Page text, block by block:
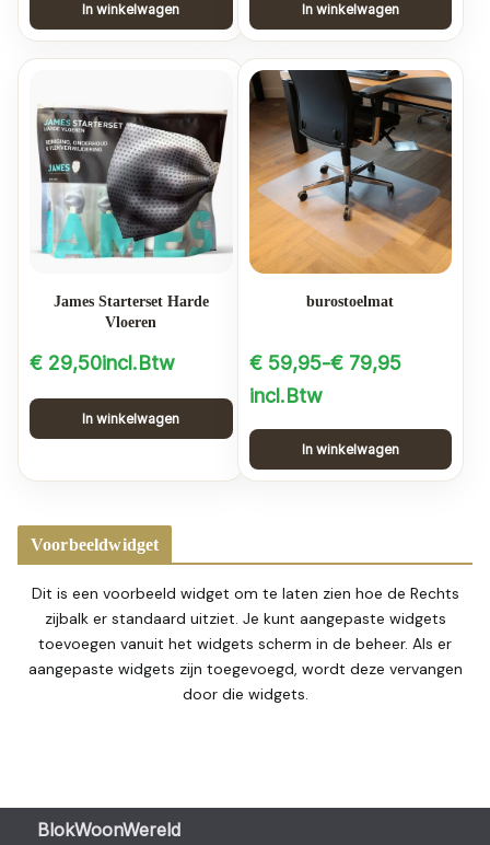
In winkelwagen In winkelwagen
James Starterset Harde
Vloeren
€ 29,50incl.Btw
In winkelwagen
burostoelmat
€59,95-€79,95
Prijsklasse:
€ 59,95
tot
incl.Btw
In winkelwagen
Dit
meerdere
variaties.
Deze
optie
kan
productpagina
Voorbeeldwidget
Dit is een voorbeeld widget om te laten zien hoe de Rechts
zijbalk er standaard uitziet. Je kunt aangepaste widgets
toevoegen vanuit het widgets scherm in de beheer. Als er
aangepaste widgets zijn toegevoegd, wordt deze vervangen
door die widgets.
BlokWoonWereld